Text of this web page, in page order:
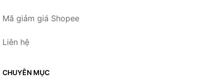
Mã giảm giá Shopee
Liên hệ
CHUYÊN MỤC